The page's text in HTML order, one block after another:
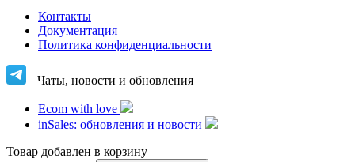
Контакты
Документация
Политика конфиденциальности
Чаты, новости и обновления
Ecom with love
inSales: обновления и новости
Товар добавлен в корзину